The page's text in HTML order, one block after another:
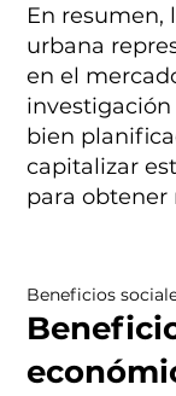
Beneficios
En resumen,
urbana
en el
bien
capitalizar
para obtener